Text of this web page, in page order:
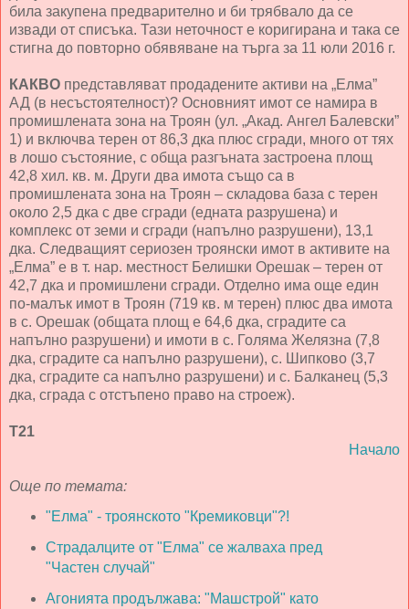
била закупена предварително и би трябвало да се
извади от списъка. Тази неточност е коригирана и така се
стигна до повторно обявяване на търга за 11 юли 2016 г.
КАКВО представляват продадените активи на „Елма”
АД (в несъстоятелност)? Основният имот се намира в
промишлената зона на Троян (ул. „Акад. Ангел Балевски”
1) и включва терен от 86,3 дка плюс сгради, много от тях
в лошо състояние, с обща разгъната застроена площ
42,8 хил. кв. м. Други два имота също са в
промишлената зона на Троян – складова база с терен
около 2,5 дка с две сгради (едната разрушена) и
комплекс от земи и сгради (напълно разрушени), 13,1
дка. Следващият сериозен троянски имот в активите на
„Елма” е в т. нар. местност Белишки Орешак – терен от
42,7 дка и промишлени сгради. Отделно има още един
по-малък имот в Троян (719 кв. м терен) плюс два имота
в с. Орешак (общата площ е 64,6 дка, сградите са
напълно разрушени) и имоти в с. Голяма Желязна (7,8
дка, сградите са напълно разрушени), с. Шипково (3,7
дка, сградите са напълно разрушени) и с. Балканец (5,3
дка, сграда с отстъпено право на строеж).
Т21
Начало
Още по темата:
"Елма" - троянското "Кремиковци"?!
Страдалците от "Елма" се жалваха пред
"Частен случай"
Агонията продължава: "Машстрой" като